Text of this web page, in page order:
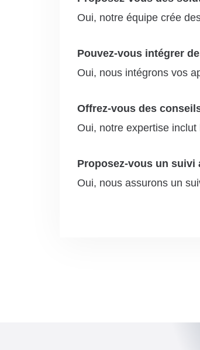
Oui, notre équipe crée
Pouvez-vous intégrer
Oui, nous intégrons vos
Offrez-vous des
Oui, notre expertise
Proposez-vous un suivi
Oui, nous assurons un